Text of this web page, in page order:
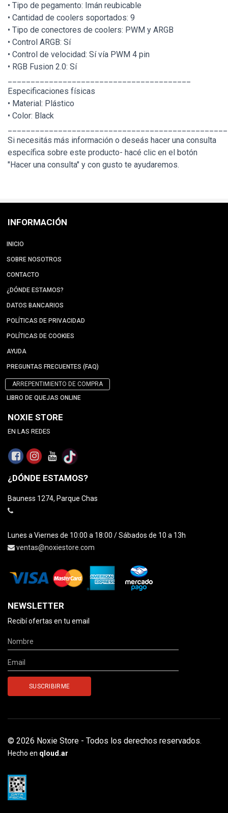
• Tipo de pegamento: Imán reubicable
• Cantidad de coolers soportados: 9
• Tipo de conectores de coolers: PWM y ARGB
• Control ARGB: Sí
• Control de velocidad: Sí vía PWM 4 pin
• RGB Fusion 2.0: Sí
Especificaciones físicas
• Material: Plástico
• Color: Black
Si necesitás más información o deseás hacer una consulta
específica sobre este producto- hacé clic en el botón
"Hacer una consulta" y con gusto te ayudaremos.
INFORMACIÓN
INICIO
SOBRE NOSOTROS
CONTACTO
¿DÓNDE ESTAMOS?
DATOS BANCARIOS
POLÍTICAS DE PRIVACIDAD
POLÍTICAS DE COOKIES
AYUDA
PREGUNTAS FRECUENTES (FAQ)
ARREPENTIMIENTO DE COMPRA
LIBRO DE QUEJAS ONLINE
NOXIE STORE
EN LAS REDES
¿DÓNDE ESTAMOS?
Bauness 1274, Parque Chas
Lunes a Viernes de 10:00 a 18:00 / Sábados de 10 a 13h
ventas@noxiestore.com
NEWSLETTER
Recibí ofertas en tu email
© 2026 Noxie Store - Todos los derechos reservados.
Hecho en qloud.ar